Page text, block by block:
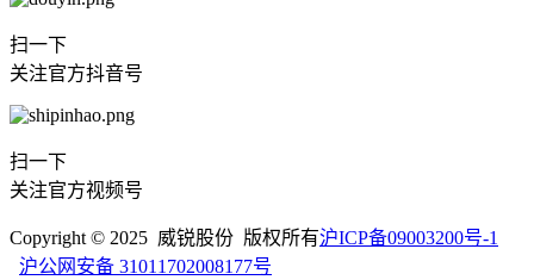
扫一下
关注官方抖音号
扫一下
关注官方视频号
Copyright © 2025 威锐股份 版权所有沪ICP备09003200号-1
沪公网安备 31011702008177号